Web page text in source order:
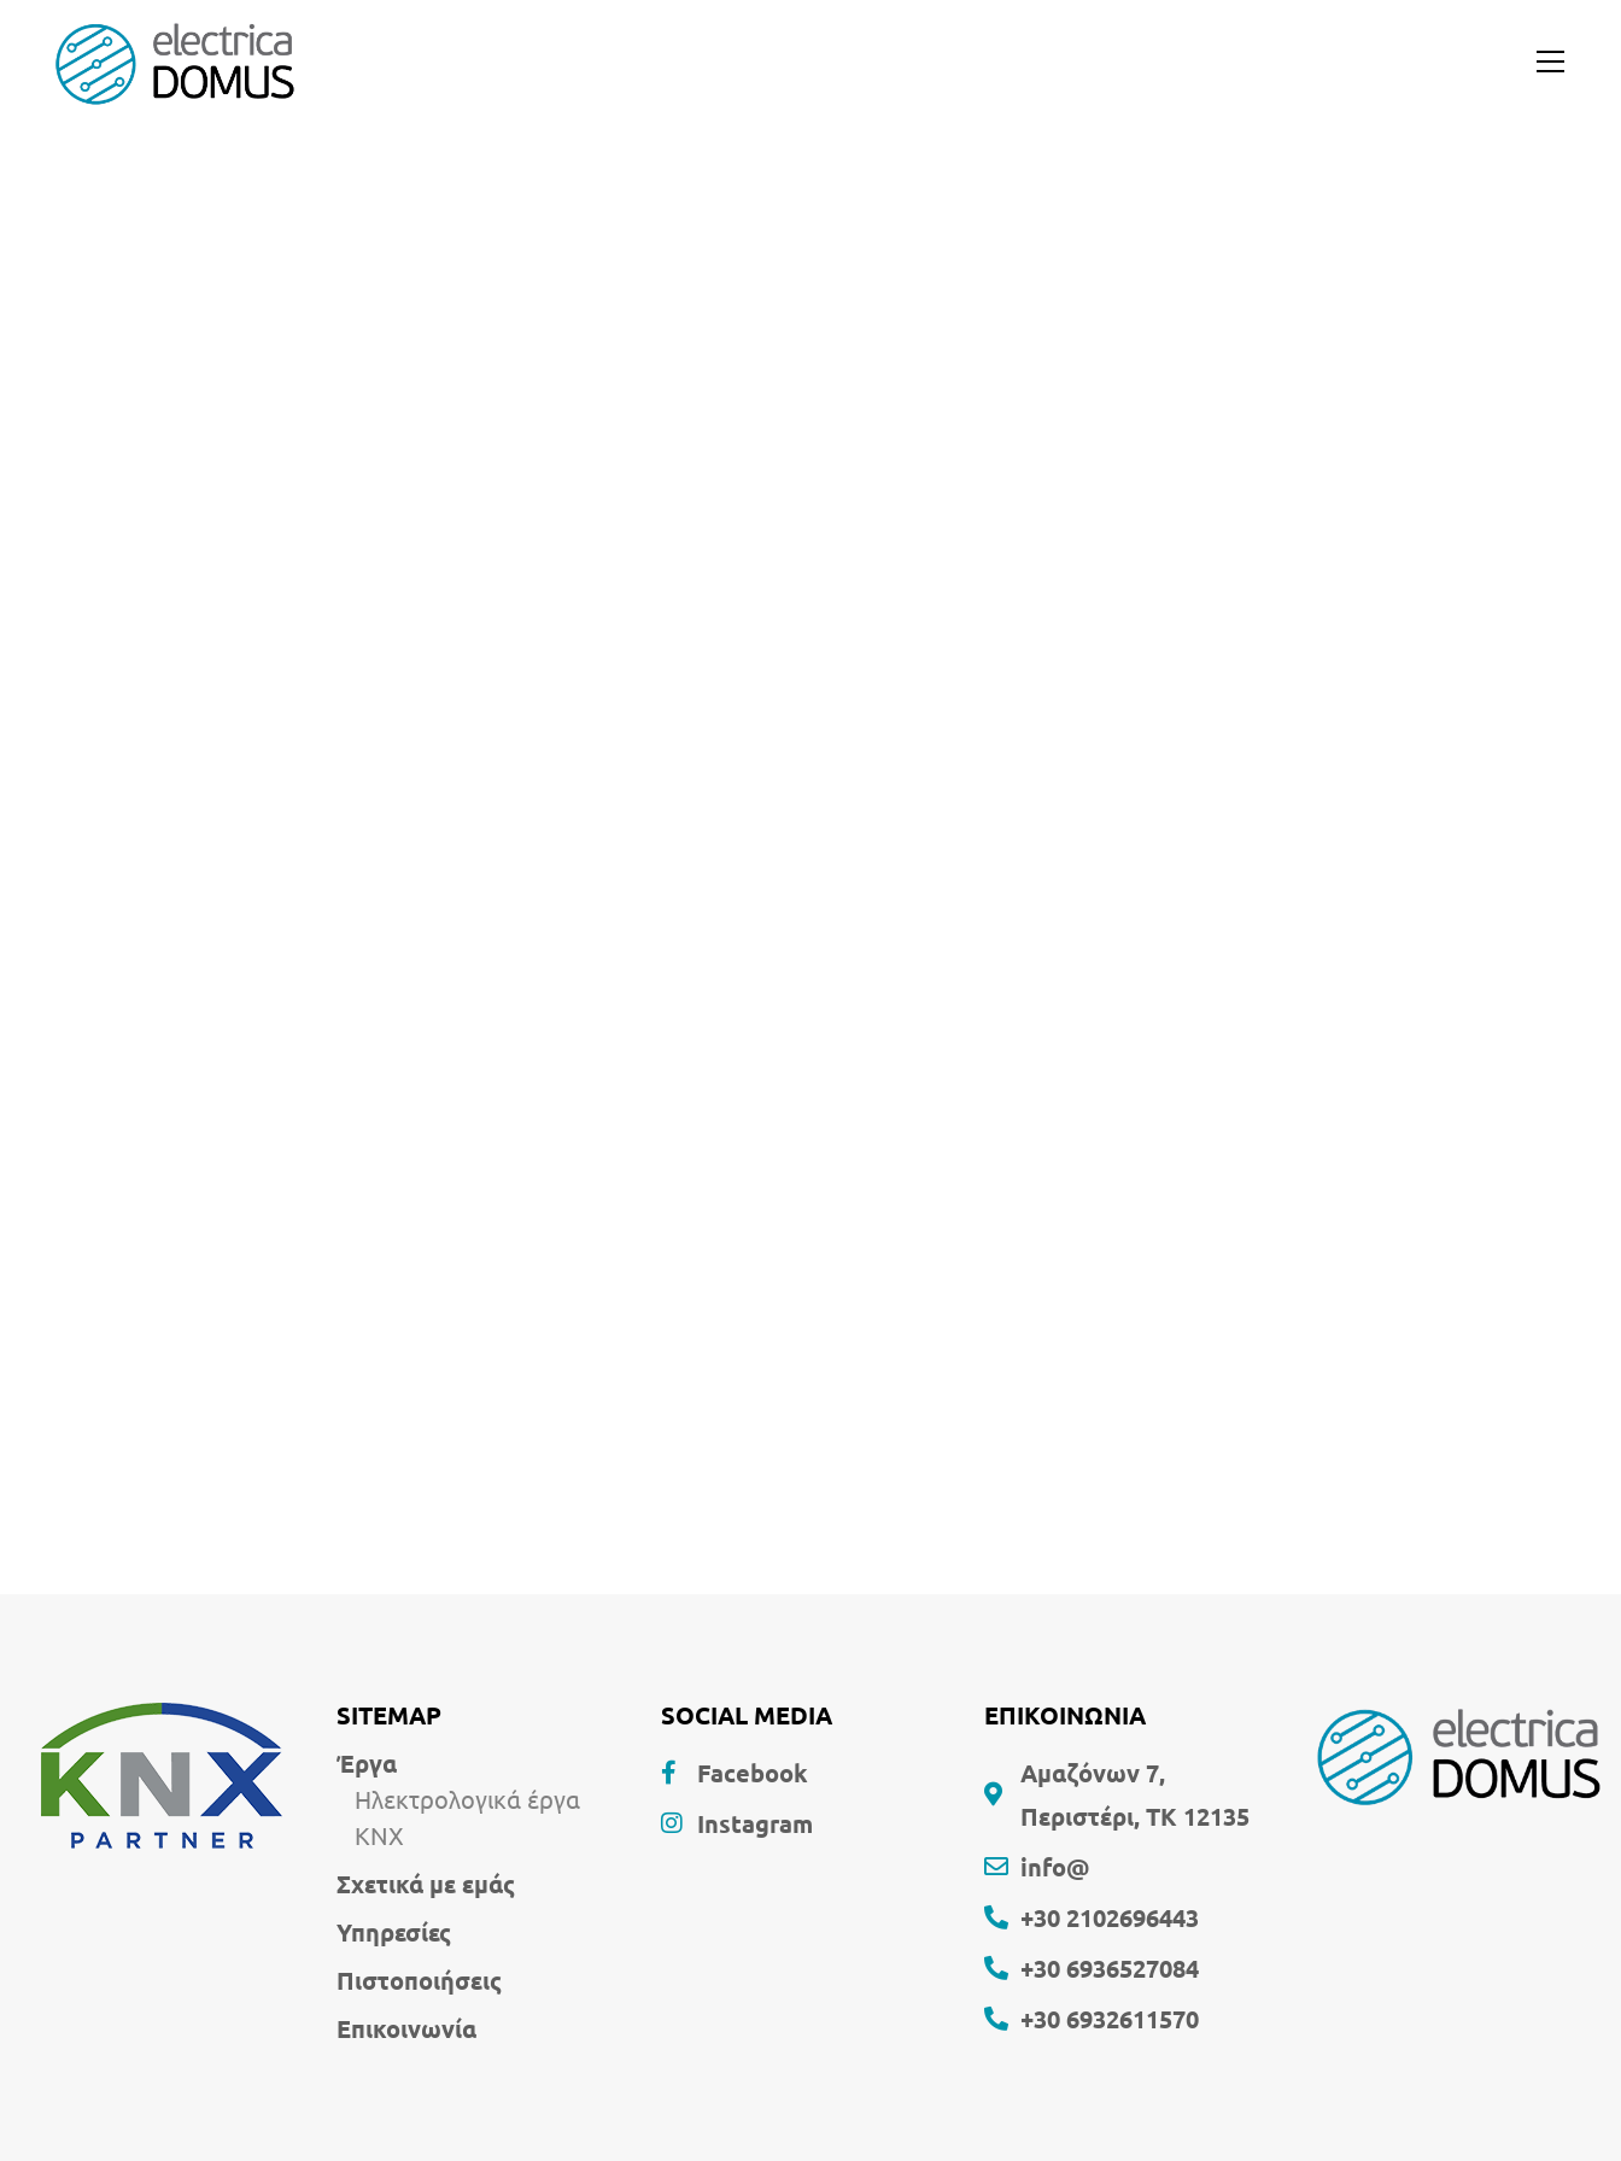
SITEMAP
Έργα
Ηλεκτρολογικά έργα
KNX
Σχετικά με εμάς
Υπηρεσίες
Πιστοποιήσεις
Επικοινωνία
SOCIAL MEDIA
Facebook
Instagram
ΕΠΙΚΟΙΝΩΝΙΑ
Αμαζόνων 7,
Περιστέρι, ΤΚ 12135
info@
+30 2102696443
+30 6936527084
+30 6932611570